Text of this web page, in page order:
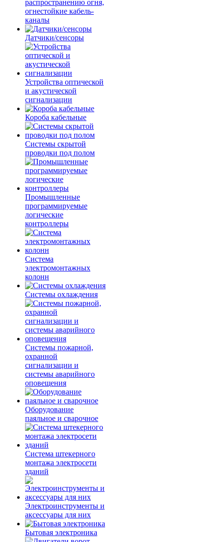
распространению огня,
огнестойкие кабель-
каналы
Датчики/сенсоры
Устройства оптической
и акустической
сигнализации
Короба кабельные
Системы скрытой
проводки под полом
Промышленные
программируемые
логические
контроллеры
Система
электромонтажных
колонн
Системы охлаждения
Системы пожарной,
охранной
сигнализации и
системы аварийного
оповещения
Оборудование
паяльное и сварочное
Система штекерного
монтажа электросети
зданий
Электроинструменты и
аксессуары для них
Бытовая электроника